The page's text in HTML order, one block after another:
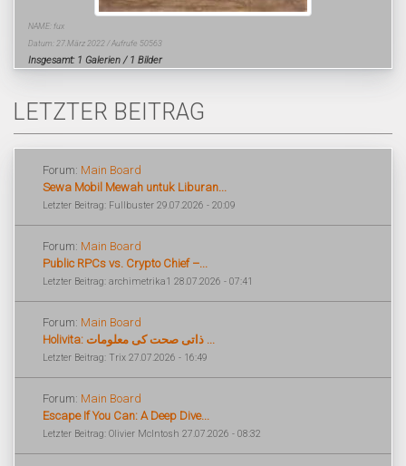
NAME: fux
Datum: 27.März 2022 / Aufrufe 50563
Insgesamt: 1 Galerien / 1 Bilder
LETZTER BEITRAG
Forum: Main Board
Sewa Mobil Mewah untuk Liburan...
Letzter Beitrag: Fullbuster 29.07.2026 - 20:09
Forum: Main Board
Public RPCs vs. Crypto Chief –...
Letzter Beitrag: archimetrika1 28.07.2026 - 07:41
Forum: Main Board
Holivita: ذاتی صحت کی معلومات ...
Letzter Beitrag: Trix 27.07.2026 - 16:49
Forum: Main Board
Escape If You Can: A Deep Dive...
Letzter Beitrag: Olivier McIntosh 27.07.2026 - 08:32